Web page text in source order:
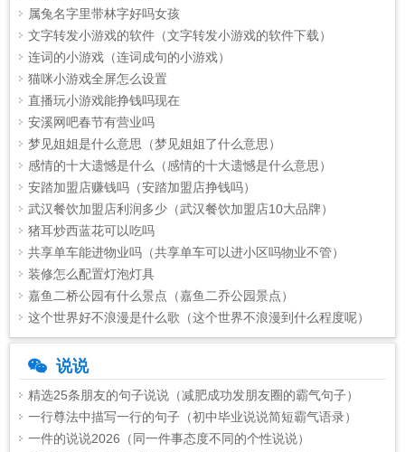
属兔名字里带林字好吗女孩
文字转发小游戏的软件（文字转发小游戏的软件下载）
连词的小游戏（连词成句的小游戏）
猫咪小游戏全屏怎么设置
直播玩小游戏能挣钱吗现在
安溪网吧春节有营业吗
梦见姐姐是什么意思（梦见姐姐了什么意思）
感情的十大遗憾是什么（感情的十大遗憾是什么意思）
安踏加盟店赚钱吗（安踏加盟店挣钱吗）
武汉餐饮加盟店利润多少（武汉餐饮加盟店10大品牌）
猪耳炒西蓝花可以吃吗
共享单车能进物业吗（共享单车可以进小区吗物业不管）
装修怎么配置灯泡灯具
嘉鱼二桥公园有什么景点（嘉鱼二乔公园景点）
这个世界好不浪漫是什么歌（这个世界不浪漫到什么程度呢）
说说
精选25条朋友的句子说说（减肥成功发朋友圈的霸气句子）
一行尊法中描写一行的句子（初中毕业说说简短霸气语录）
一件的说说2026（同一件事态度不同的个性说说）